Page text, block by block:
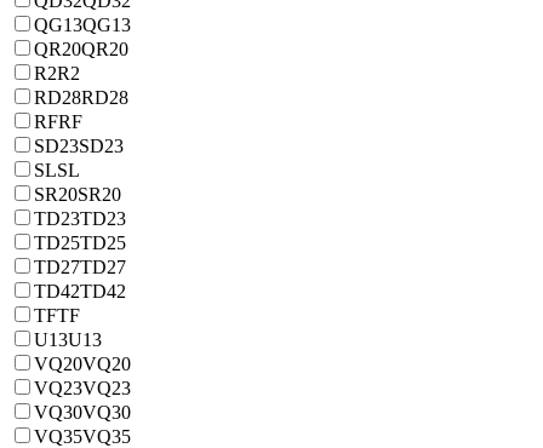
QG13QG13
QR20QR20
R2R2
RD28RD28
RFRF
SD23SD23
SLSL
SR20SR20
TD23TD23
TD25TD25
TD27TD27
TD42TD42
TFTF
U13U13
VQ20VQ20
VQ23VQ23
VQ30VQ30
VQ35VQ35